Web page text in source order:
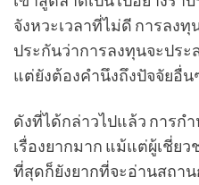
จังหวะเวลาที่ไม่ดี การลง
ประกันว่าการลงทุนจะปร
แต่ยังต้องคำนึงถึงปัจจัยอื่น
ดังที่ได้กล่าวไปแล้ว การก
เรื่องยากมาก แม้แต่ผู้เชี่ย
ที่สุดก็ยังยากที่จะอ่านสถา